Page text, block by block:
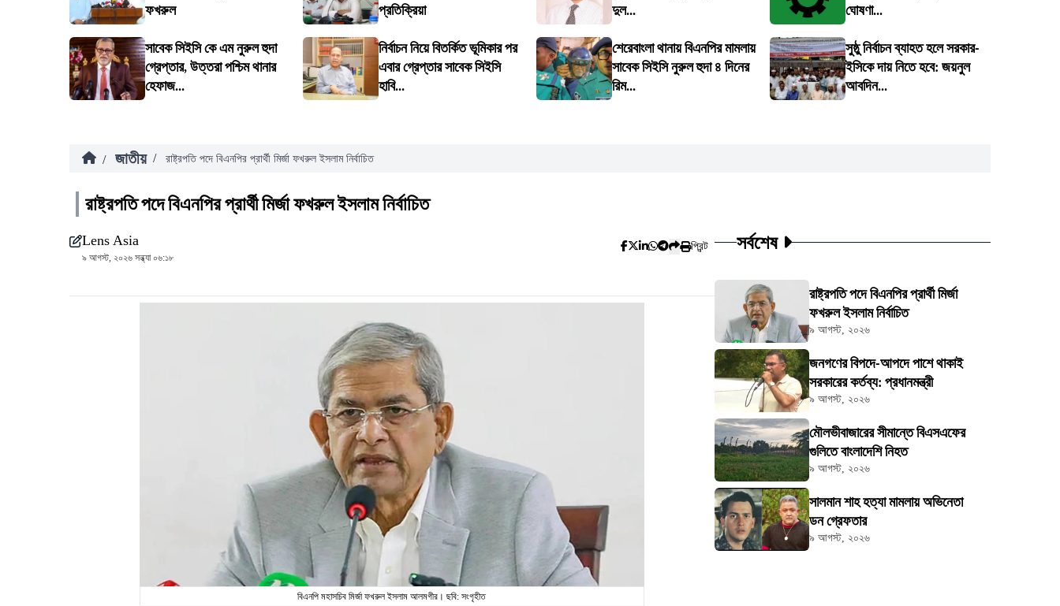
ফখরুল
প্রতিক্রিয়া
দুল...
ঘোষণা...
সাবেক সিইসি কে এম নুরুল হুদা
গ্রেপ্তার, উত্তরা পশ্চিম থানার
হেফাজ...
নির্বাচন নিয়ে বিতর্কিত ভূমিকার পর
এবার গ্রেপ্তার সাবেক সিইসি
হাবি...
শেরেবাংলা থানায় বিএনপির মামলায়
সাবেক সিইসি নুরুল হুদা ৪ দিনের
রিম...
সুষ্ঠু নির্বাচন ব্যাহত হলে সরকার-
ইসিকে দায় নিতে হবে: জয়নুল
আবদিন...
/ জাতীয় / রাষ্ট্রপতি পদে বিএনপির প্রার্থী মির্জা ফখরুল ইসলাম নির্বাচিত
রাষ্ট্রপতি পদে বিএনপির প্রার্থী মির্জা ফখরুল ইসলাম নির্বাচিত
Lens Asia
৯ আগস্ট, ২০২৬ সন্ধ্যা ০৬:১৮
প্রিন্ট
বিএনপি মহাসচিব মির্জা ফখরুল ইসলাম আলমগীর। ছবি: সংগৃহীত
সর্বশেষ
রাষ্ট্রপতি পদে বিএনপির প্রার্থী মির্জা
ফখরুল ইসলাম নির্বাচিত
৯ আগস্ট, ২০২৬
জনগণের বিপদে-আপদে পাশে থাকাই
সরকারের কর্তব্য: প্রধানমন্ত্রী
৯ আগস্ট, ২০২৬
মৌলভীবাজারের সীমান্তে বিএসএফের
গুলিতে বাংলাদেশি নিহত
৯ আগস্ট, ২০২৬
সালমান শাহ হত্যা মামলায় অভিনেতা
ডন গ্রেফতার
৯ আগস্ট, ২০২৬